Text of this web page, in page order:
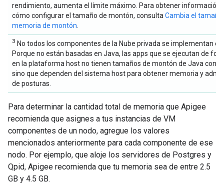
rendimiento, aumenta el límite máximo. Para obtener información
cómo configurar el tamaño de montón, consulta Cambia el tamaño
memoria de montón
3 No todos los componentes de la Nube privada se implementan
Porque no están basadas en Java, las apps que se ejecutan de
en la plataforma host no tienen tamaños de montón de Java
sino que dependen del sistema host para obtener memoria y
de posturas.
Para determinar la cantidad total de memoria que Apigee
recomienda que asignes a tus instancias de VM
componentes de un nodo, agregue los valores
mencionados anteriormente para cada componente de ese
nodo. Por ejemplo, que aloje los servidores de Postgres y
Qpid, Apigee recomienda que tu memoria sea de entre 2.5
GB y 4.5 GB.